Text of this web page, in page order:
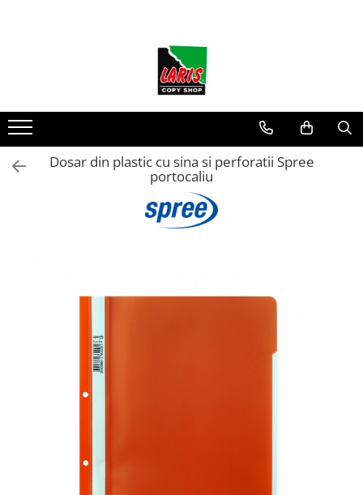
Instrumente de scris
Rollere & Finelinere
Finelinere
Rollere
Banda corectoare
Pic-uri cu rescriere
Creioane mecanice
Dosar din plastic cu sina si perforatii Spree
portocaliu